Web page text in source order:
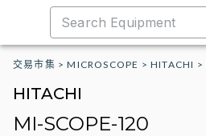
交易市集 >MICROSCOPE >HITACHI >
HITACHI
MI-SCOPE-120